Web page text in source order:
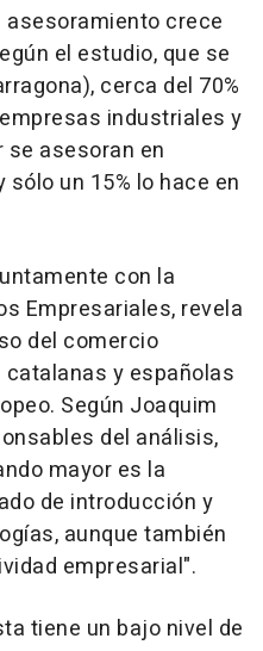
crece
el estudio, que se
cerca del 70%
industriales y
asesoran en
un 15% lo hace en
con la
Empresariales, revela
del comercio
y españolas
Según Joaquim
del análisis,
mayor es la
de introducción y
aunque también
empresarial".
tiene un bajo nivel de